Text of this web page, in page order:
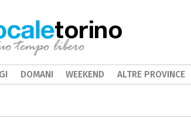
torino
DOMANI WEEKEND ALTRE PROVINCE